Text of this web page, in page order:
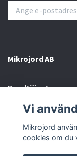
Mikrojord AB
Kundtjänst
Vi
Mikrojord
cookies om du